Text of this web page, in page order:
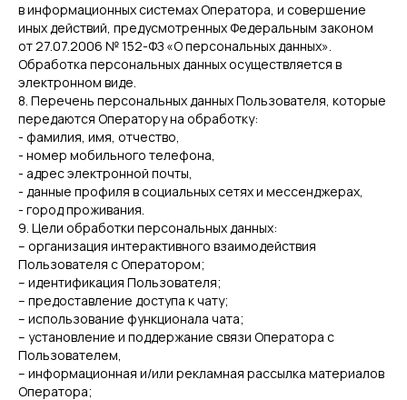
в информационных системах Оператора, и совершение
иных действий, предусмотренных Федеральным законом
от 27.07.2006 № 152-ФЗ «О персональных данных».
Обработка персональных данных осуществляется в
электронном виде.
8. Перечень персональных данных Пользователя, которые
передаются Оператору на обработку:
- фамилия, имя, отчество,
- номер мобильного телефона,
- адрес электронной почты,
- данные профиля в социальных сетях и мессенджерах,
- город проживания.
9. Цели обработки персональных данных:
– организация интерактивного взаимодействия
Пользователя с Оператором;
– идентификация Пользователя;
– предоставление доступа к чату;
– использование функционала чата;
– установление и поддержание связи Оператора с
Пользователем,
– информационная и/или рекламная рассылка материалов
Оператора;